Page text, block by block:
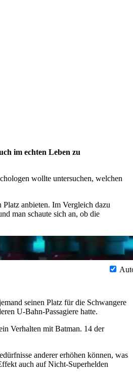
im echten Leben zu
wollte untersuchen, welchen
anbieten. Im Vergleich dazu
man schaute sich an, ob die
seinen Platz für die Schwangere
U-Bahn-Passagiere hatte.
Verhalten mit Batman. 14 der
anderer erhöhen können, was
auch auf Nicht-Superhelden